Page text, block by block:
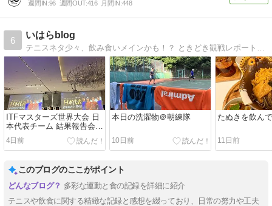
週間IN:96 週間OUT:416 月間IN:448
6
いはらblog
ITFマスターズ世界大会 日
本代表チーム 結果報告会・
慰労会 in 東京
4日前
本日の洗濯物＠朝練隊
10日前
たぬきを飲ん
11日前
このブログのここがポイント
多彩な運動と食の記録を詳細に紹介
テニスや飲食に関する精緻な記録と感想を綴っており、日常の努力や工夫